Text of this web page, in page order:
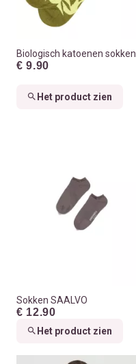
Biologisch katoenen sokken
€ 9.90
Het product zien
Sokken SAALVO
€ 12.90
Het product zien